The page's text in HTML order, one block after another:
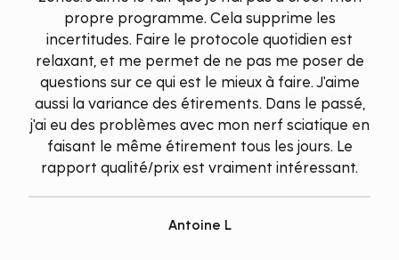
propre programme. Cela supprime les
incertitudes. Faire le protocole quotidien est
relaxant, et me permet de ne pas me poser de
questions sur ce qui est le mieux à faire. J'aime
aussi la variance des étirements. Dans le passé,
j'ai eu des problèmes avec mon nerf sciatique en
faisant le même étirement tous les jours. Le
rapport qualité/prix est vraiment intéressant.
Antoine L